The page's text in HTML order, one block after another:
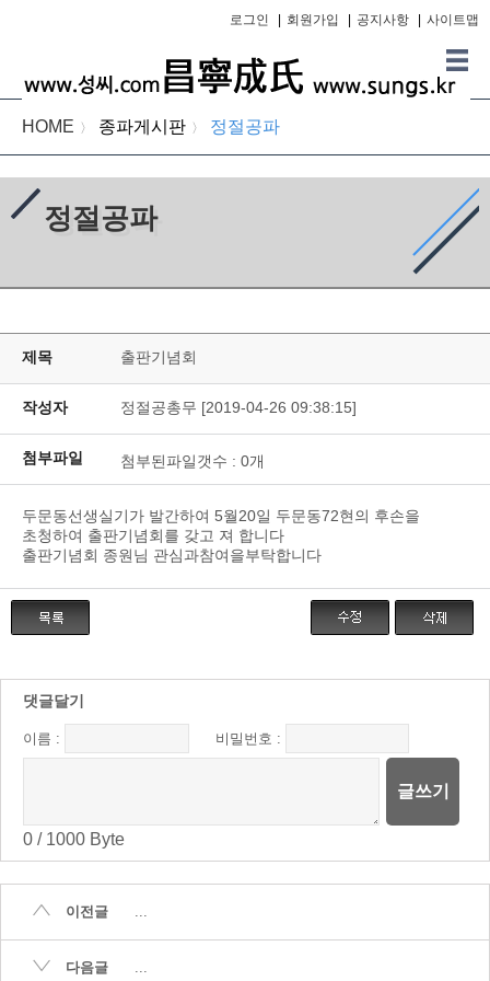
로그인 회원가입 공지사항 사이트맵
HOME 〉 종파게시판 〉 정절공파
정절공파
제목 출판기념회
작성자 정절공총무 [2019-04-26 09:38:15]
첨부파일 첨부된파일갯수 : 0개
두문동선생실기가 발간하여 5월20일 두문동72현의 후손을
초청하여 출판기념회를 갖고 져 합니다
출판기념회 종원님 관심과참여을부탁합니다
댓글달기
이름 : 비밀번호 :
글쓰기
0 / 1000 Byte
이전글 ...
다음글 ...